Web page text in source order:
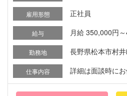
雇用形態 正社員
給与 月給 350,000円
勤務地 長野県松本市村
仕事内容 詳細は面談時にお